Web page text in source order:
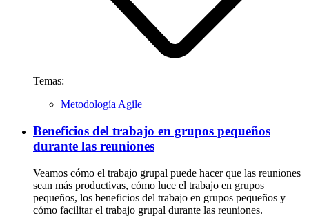
Temas:
Metodología Agile
Beneficios del trabajo en grupos pequeños
durante las reuniones
Veamos cómo el trabajo grupal puede hacer que las reuniones
sean más productivas, cómo luce el trabajo en grupos
pequeños, los beneficios del trabajo en grupos pequeños y
cómo facilitar el trabajo grupal durante las reuniones.